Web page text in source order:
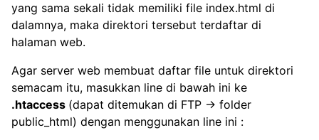
yang sama sekali tidak memiliki file index.html di
dalamnya, maka direktori tersebut terdaftar di
halaman web.
Agar server web membuat daftar file untuk direktori
semacam itu, masukkan line di bawah ini ke
.htaccess (dapat ditemukan di FTP -> folder
public_html) dengan menggunakan line ini :